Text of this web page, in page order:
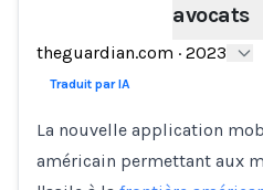
avocats
theguardian.com · 2023
Traduit par IA
La nouvelle application
américain permettant aux